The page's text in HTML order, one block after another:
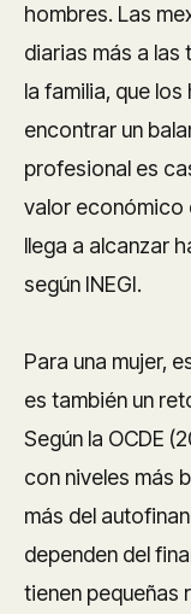
hombres. Las
diarias más a
la familia, que
encontrar un
profesional es
valor económico
llega a alcanzar
según INEGI.
Para una mujer,
es también un
Según la OCDE
con niveles más
más del
dependen del
tienen pequeñas